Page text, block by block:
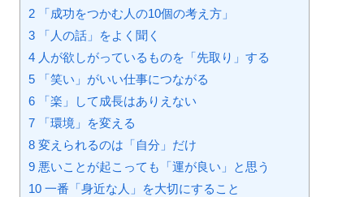
2 「成功をつかむ人の10個の考え方」
3 「人の話」をよく聞く
4 人が欲しがっているものを「先取り」する
5 「笑い」がいい仕事につながる
6 「楽」して成長はありえない
7 「環境」を変える
8 変えられるのは「自分」だけ
9 悪いことが起こっても「運が良い」と思う
10 一番「身近な人」を大切にすること